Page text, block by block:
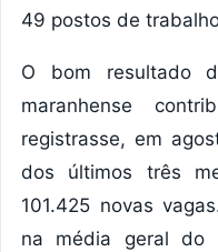
49 postos de
O bom resultado
maranhense
registrasse, em
dos últimos três
101.425 novas
na média geral do